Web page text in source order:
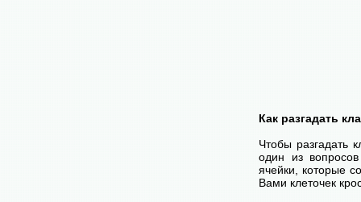
Как разгадать
Чтобы разгадать
один из
ячейки, которые
Вами клеточек